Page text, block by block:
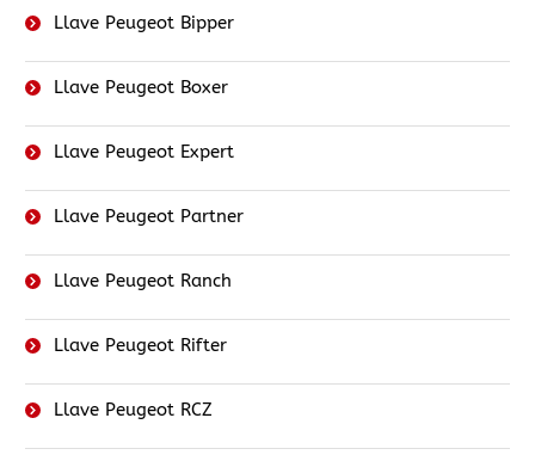
Llave Peugeot Bipper
Llave Peugeot Boxer
Llave Peugeot Expert
Llave Peugeot Partner
Llave Peugeot Ranch
Llave Peugeot Rifter
Llave Peugeot RCZ